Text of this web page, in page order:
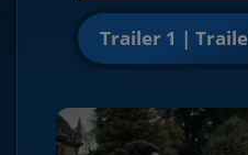
Trailer 1 |